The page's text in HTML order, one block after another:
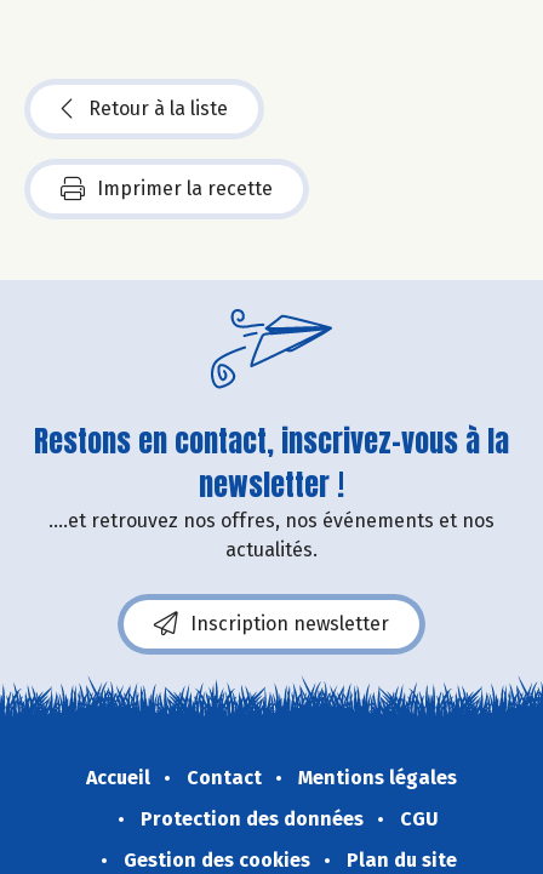
Retour à la liste
Imprimer la recette
Restons en contact, inscrivez-vous à la
newsletter !
....et retrouvez nos offres, nos événements et nos
actualités.
Inscription newsletter
Accueil Contact
Mentions légales
Protection des données
CGU
Gestion des cookies
Plan du site